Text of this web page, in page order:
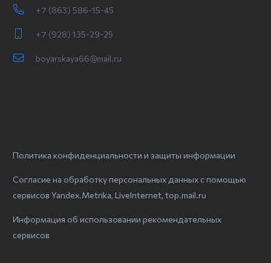
+7 (863) 586-15-45
+7 (928) 135-29-25
boyarskaya66@mail.ru
Политика конфиденциальности и защиты информации
Согласие на обработку персональных данных с помощью
сервисов Yandex.Metrika, LiveInternet, top.mail.ru
Информация об использовании рекомендательных
сервисов